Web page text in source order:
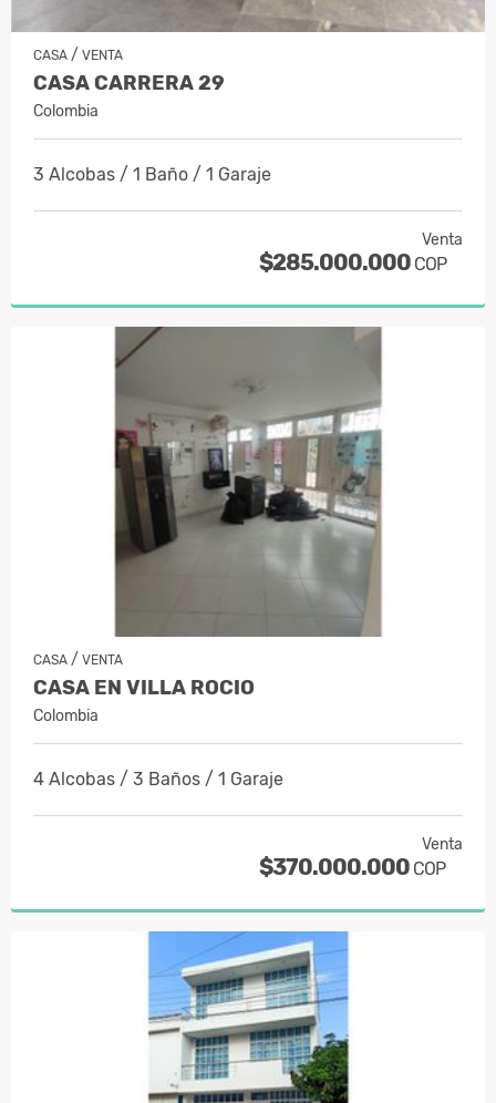
CASA / VENTA
CASA CARRERA 29
Colombia
3 Alcobas / 1 Baño / 1 Garaje
Venta
$285.000.000 COP
CASA / VENTA
CASA EN VILLA ROCIO
Colombia
4 Alcobas / 3 Baños / 1 Garaje
Venta
$370.000.000 COP